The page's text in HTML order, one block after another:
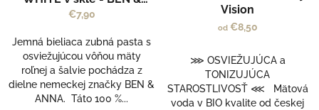
je
z
5
hviezdičiek.
ANNA
€7,90
Jemná bieliaca zubná pasta s
osviežujúcou vôňou mäty
roľnej a šalvie pochádza z
dielne nemeckej značky BEN &
ANNA. Táto 100 %...
Vision
od€8,50
⋙ OSVIEŽUJÚCA a
TONIZUJÚCA
STAROSTLIVOSŤ ⋘ Mätová
voda v BIO kvalite od českej